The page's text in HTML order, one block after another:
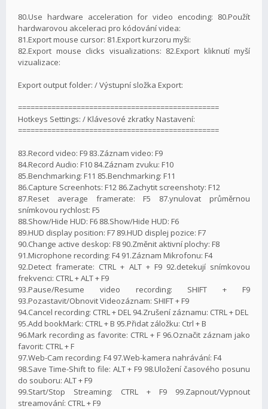
80.Use hardware acceleration for video encoding: 80.Použít
hardwarovou akceleraci pro kódování videa:
81.Export mouse cursor: 81.Export kurzoru myši:
82.Export mouse clicks visualizations: 82.Export kliknutí myší
vizualizace:
Export output folder: / Výstupní složka Export:
================================================
Hotkeys Settings: / Klávesové zkratky Nastavení:
================================================
83.Record video: F9 83.Záznam video: F9
84.Record Audio: F10 84.Záznam zvuku: F10
85.Benchmarking: F11 85.Benchmarking: F11
86.Capture Screenhots: F12 86.Zachytit screenshoty: F12
87.Reset average framerate: F5 87.ynulovat průměrnou
snímkovou rychlost: F5
88.Show/Hide HUD: F6 88.Show/Hide HUD: F6
89.HUD display position: F7 89.HUD displej pozice: F7
90.Change active deskop: F8 90.Změnit aktivní plochy: F8
91.Microphone recording: F4 91.Záznam Mikrofonu: F4
92.Detect framerate: CTRL + ALT + F9 92.detekují snímkovou
frekvenci: CTRL + ALT + F9
93.Pause/Resume video recording: SHIFT + F9
93.Pozastavit/Obnovit Videozáznam: SHIFT + F9
94.Cancel recording: CTRL + DEL 94.Zrušení záznamu: CTRL + DEL
95.Add bookMark: CTRL + B 95.Přidat záložku: Ctrl + B
96.Mark recording as favorite: CTRL + F 96.Označit záznam jako
favorit: CTRL + F
97.Web-Cam recording: F4 97.Web-kamera nahrávání: F4
98.Save Time-Shift to file: ALT + F9 98.Uložení časového posunu
do souboru: ALT + F9
99.Start/Stop Streaming: CTRL + F9 99.Zapnout/Vypnout
streamování: CTRL + F9